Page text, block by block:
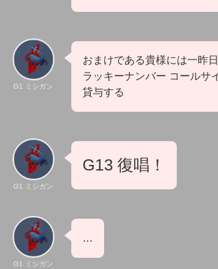
G1 ミシガン
おまけである貴様には一昨
ラッキーナンバー コールサ
貸与する
G1 ミシガン
G13 復唱！
G1 ミシガン
…